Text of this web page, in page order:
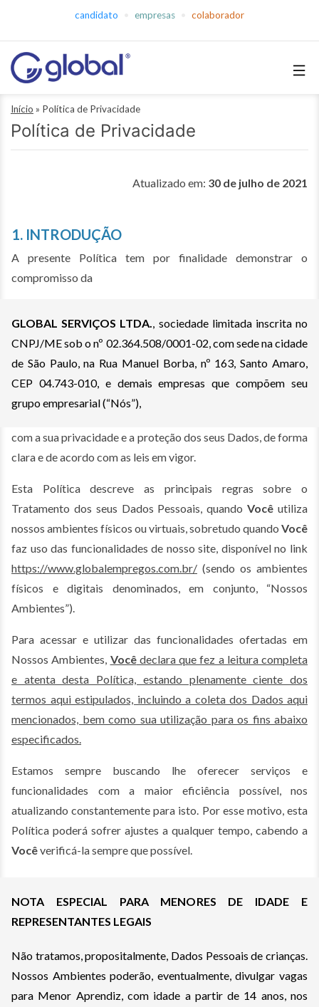
conteúdo
candidato empresas colaborador
Global
Empregos
Início » Política de Privacidade
Política de Privacidade
Atualizado em: 30 de julho de 2021
1. INTRODUÇÃO
A presente Política tem por finalidade demonstrar o
compromisso da
GLOBAL SERVIÇOS LTDA., sociedade limitada inscrita no
CNPJ/ME sob o nº 02.364.508/0001-02, com sede na cidade
de São Paulo, na Rua Manuel Borba, nº 163, Santo Amaro,
CEP 04.743-010, e demais empresas que compõem seu
grupo empresarial (“Nós”),
com a sua privacidade e a proteção dos seus Dados, de forma
clara e de acordo com as leis em vigor.
Esta Política descreve as principais regras sobre o
Tratamento dos seus Dados Pessoais, quandoVocê utiliza
nossos ambientes físicos ou virtuais, sobretudo quando Você
faz uso das funcionalidades de nosso site, disponível no link
https://www.globalempregos.com.br/ (sendo os ambientes
físicos e digitais denominados, em conjunto, “Nossos
Ambientes”).
Para acessar e utilizar das funcionalidades ofertadas em
Nossos Ambientes, Vocêdeclara que fez a leitura completa
e atenta desta Política, estando plenamente ciente dos
termos aqui estipulados, incluindo a coleta dos Dados aqui
mencionados, bem como sua utilização para os fins abaixo
especificados.
Estamos sempre buscando lhe oferecer serviços e
funcionalidades com a maior eficiência possível, nos
atualizando constantemente para isto. Por esse motivo, esta
Política poderá sofrer ajustes a qualquer tempo, cabendo a
Vocêverificá-la sempre que possível.
NOTA ESPECIAL PARA MENORES DE IDADE E
REPRESENTANTES LEGAIS
Não tratamos, propositalmente, Dados Pessoais de crianças.
Nossos Ambientes poderão, eventualmente, divulgar vagas
para Menor Aprendiz, com idade a partir de 14 anos, nos